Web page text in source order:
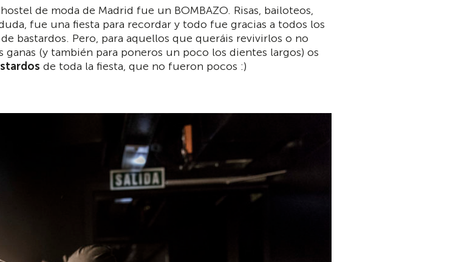
de moda de Madrid fue un BOMBAZO. Risas, bailoteos,
fue una fiesta para recordar y todo fue gracias a todos los
bastardos. Pero, para aquellos que queráis revivirlos o no
(y también para poneros un poco los dientes largos) os
de toda la fiesta, que no fueron pocos :)